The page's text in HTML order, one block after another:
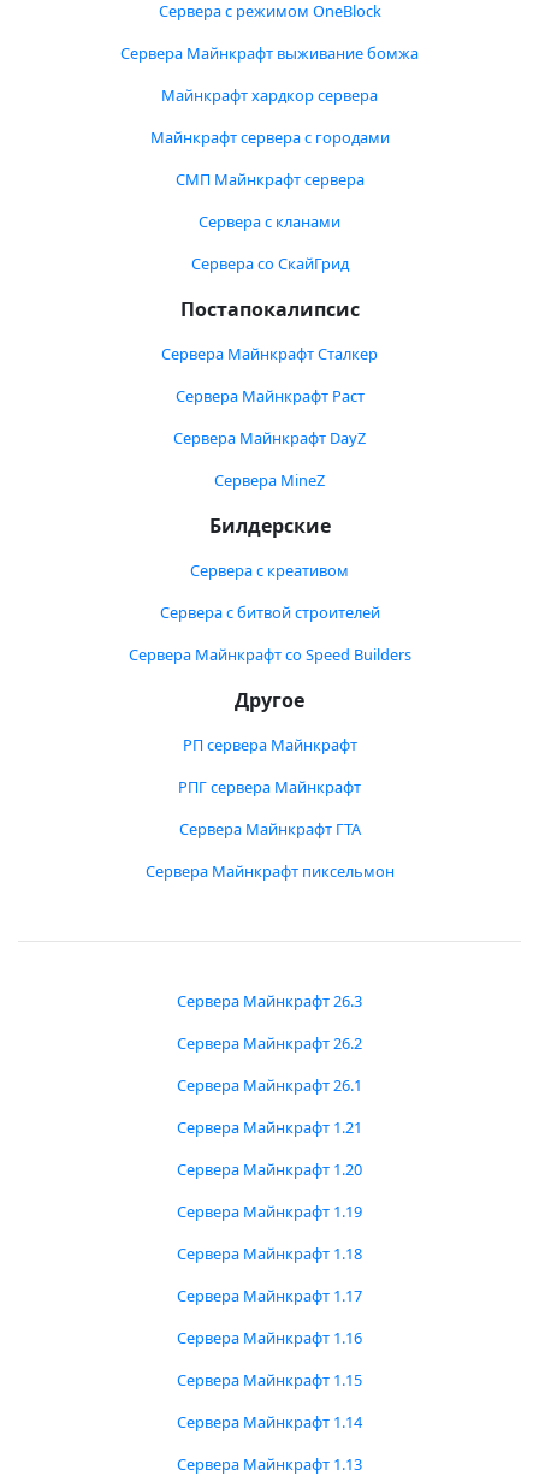
Сервера с режимом OneBlock
Сервера Майнкрафт выживание бомжа
Майнкрафт хардкор сервера
Майнкрафт сервера с городами
СМП Майнкрафт сервера
Сервера с кланами
Сервера со СкайГрид
Постапокалипсис
Сервера Майнкрафт Сталкер
Сервера Майнкрафт Раст
Сервера Майнкрафт DayZ
Сервера MineZ
Билдерские
Сервера с креативом
Сервера с битвой строителей
Сервера Майнкрафт со Speed Builders
Другое
РП сервера Майнкрафт
РПГ сервера Майнкрафт
Сервера Майнкрафт ГТА
Сервера Майнкрафт пиксельмон
Сервера Майнкрафт 26.3
Сервера Майнкрафт 26.2
Сервера Майнкрафт 26.1
Сервера Майнкрафт 1.21
Сервера Майнкрафт 1.20
Сервера Майнкрафт 1.19
Сервера Майнкрафт 1.18
Сервера Майнкрафт 1.17
Сервера Майнкрафт 1.16
Сервера Майнкрафт 1.15
Сервера Майнкрафт 1.14
Сервера Майнкрафт 1.13